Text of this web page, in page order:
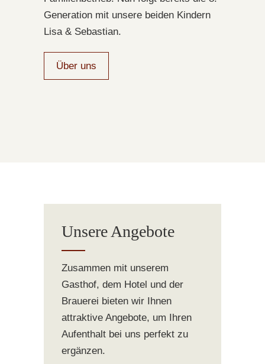
Generation mit unsere beiden Kindern
Lisa & Sebastian.
Über uns
Unsere Angebote
Zusammen mit unserem
Gasthof, dem Hotel und der
Brauerei bieten wir Ihnen
attraktive Angebote, um Ihren
Aufenthalt bei uns perfekt zu
ergänzen.